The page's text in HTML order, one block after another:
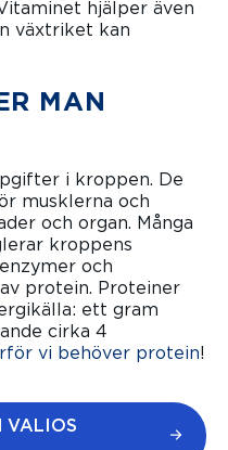
hjälper även
växtriket kan
MAN
i kroppen. De
musklerna och
och organ. Många
kroppens
och
protein. Proteiner
ett gram
cirka 4
vi behöver protein!
VALIOS